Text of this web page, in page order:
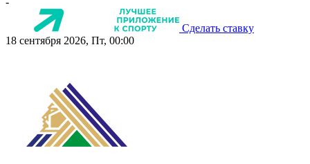
Сделать ставку
18 сентября 2026, Пт, 00:00